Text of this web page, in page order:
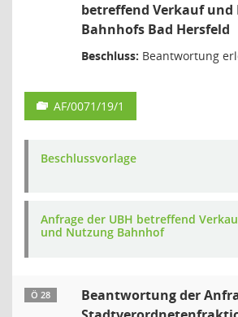
betreffend Verkauf und
Bahnhofs Bad Hersfeld
Beschluss: Beantwortung
AF/0071/19/1
Beschlussvorlage
Anfrage der UBH betreffend
und Nutzung Bahnhof
Ö 28
Beantwortung der